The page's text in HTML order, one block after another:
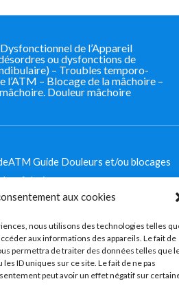
aux cookies
nous utilisons des technologies telles
aux informations des appareils. Le fait de
permettra de traiter des données telles que
ID uniques sur ce site. Le fait de ne pas
peut avoir un effet négatif sur
de l’Appareil
ou dysfonctions de
– Troubles temporo-
l’ATM – Blocage de la mâchoire –
Douleur mâchoire
Guide Douleurs et/ou blocages
la mâchoire -
|Politique des cookies
Douleurs et/ou blocages de la
mâchoire